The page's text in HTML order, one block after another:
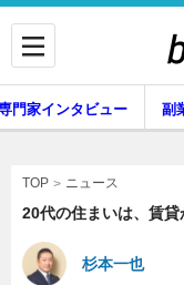
企業インタビュー
門家インタビュー 副
TOP ニュース
20代の住まいは、賃
杉本一也